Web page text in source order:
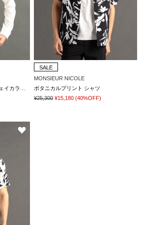
SALE
MONSIEUR NICOLE
ボタニカルプリント シャツ
¥25,300 ¥15,180 (40%OFF)